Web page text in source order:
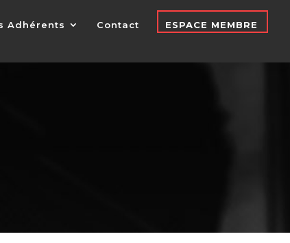
Adhérents Contact ESPACE MEMBRE